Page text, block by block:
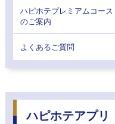
ハピホテプレミアムコース
のご案内
よくあるご質問
ハピホテアプリ